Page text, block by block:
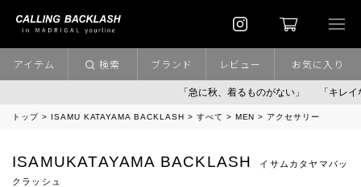
「急に秋、着るものがない」 「キレイな
アイテム 検索 ブランド レビュー お気に入り
トップ ISAMU KATAYAMA BACKLASH すべて MEN アクセサリー
ISAMUKATAYAMA BACKLASH
イサムカタヤマバッ
クラッシュ